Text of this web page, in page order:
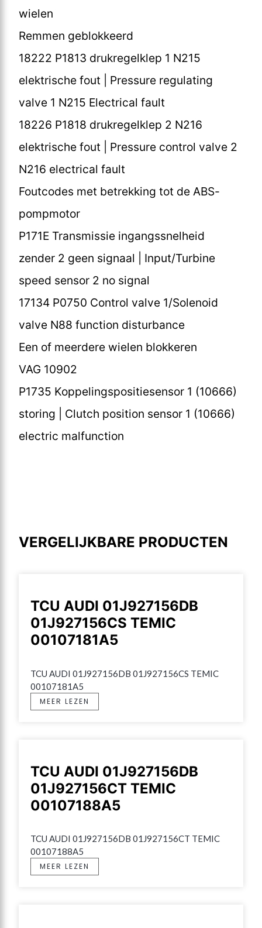
wielen
Remmen geblokkeerd
18222 P1813 drukregelklep 1 N215
elektrische fout | Pressure regulating
valve 1 N215 Electrical fault
18226 P1818 drukregelklep 2 N216
elektrische fout | Pressure control valve 2
N216 electrical fault
Foutcodes met betrekking tot de ABS-
pompmotor
P171E Transmissie ingangssnelheid
zender 2 geen signaal | Input/Turbine
speed sensor 2 no signal
17134 P0750 Control valve 1/Solenoid
valve N88 function disturbance
Een of meerdere wielen blokkeren
VAG 10902
P1735 Koppelingspositiesensor 1 (10666)
storing | Clutch position sensor 1 (10666)
electric malfunction
VERGELIJKBARE PRODUCTEN
TCU AUDI 01J927156DB
01J927156CS TEMIC
00107181A5
TCU AUDI 01J927156DB 01J927156CS TEMIC
00107181A5
MEER LEZEN
TCU AUDI 01J927156DB
01J927156CT TEMIC
00107188A5
TCU AUDI 01J927156DB 01J927156CT TEMIC
00107188A5
MEER LEZEN